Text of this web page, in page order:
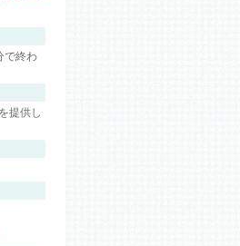
で終わ
提供し